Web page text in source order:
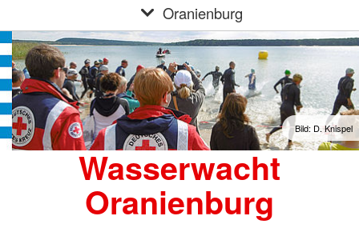
Oranienburg
Bild: D. Knispel
Wasserwacht
Oranienburg